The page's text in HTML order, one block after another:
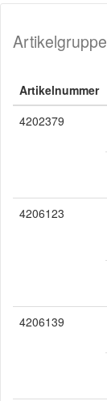
Artikelgruppe
Artikelnummer
4202379
4206123
4206139